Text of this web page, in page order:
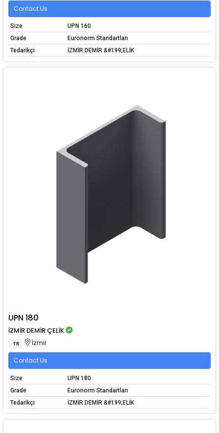
Contact Us
Size
UPN 160
Grade
Euronorm Standartları
Tedarikçi
İZMİR DEMİR &#199;ELİK
UPN 180
İZMİR DEMİR ÇELİK
TR İzmir
Contact Us
Size
UPN 180
Grade
Euronorm Standartları
Tedarikçi
İZMİR DEMİR &#199;ELİK